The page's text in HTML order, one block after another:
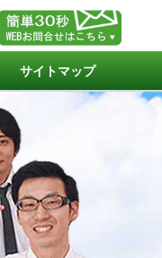
サイトマップ